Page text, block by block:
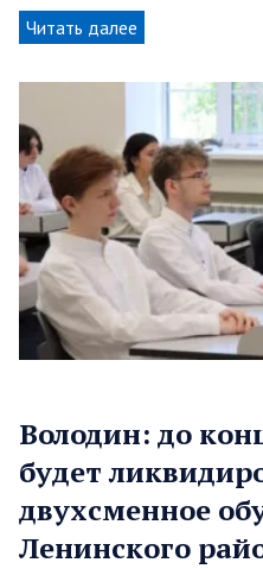
Читать далее
Володин: до
будет
двухсменное
Ленинского